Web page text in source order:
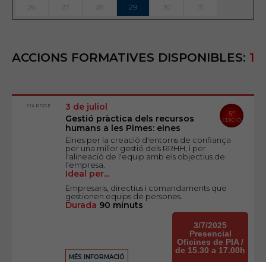
26 27 28 29 30 31
ACCIONS FORMATIVES DISPONIBLES: 1
EIX PDGE
3 de juliol
Gestió pràctica dels recursos
humans a les Pimes: eines
Eines per la creació d'entorns de confiança
per una millor gestió dels RRHH, i per
l'alineació de l'equip amb els objectius de
l'empresa.
5ª
EDICIÓ
Ideal per...
Empresaris, directius i comandaments que
gestionen equips de persones.
Durada 90 minuts
MÉS INFORMACIÓ
3/7/2025
Presencial
Oficines de PIA /
de 15.30 a 17.00h